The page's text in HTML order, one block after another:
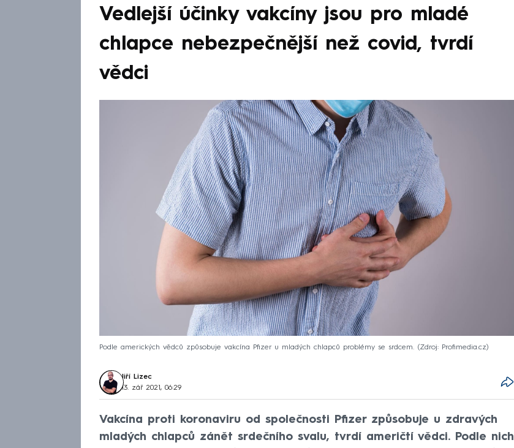
Vedlejší účinky vakcíny jsou pro mladé
chlapce nebezpečnější než covid, tvrdí
vědci
Podle amerických vědců způsobuje vakcína Pfizer u mladých chlapců problémy se srdcem. Zdroj: Profimedia.cz
Jiří Lizec
13. zář 2021, 06:29
Vakcína proti koronaviru od společnosti Pfizer způsobuje u zdravých
mladých chlapců zánět srdečního svalu, tvrdí američtí vědci. Podle nich